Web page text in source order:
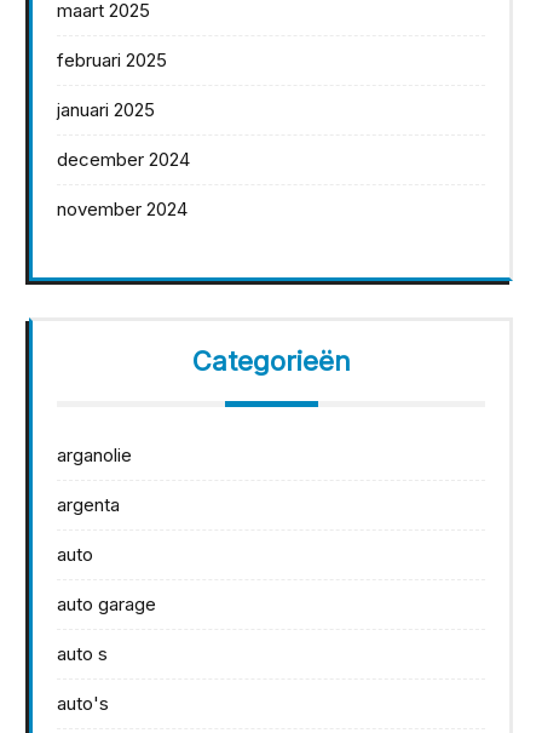
maart 2025
februari 2025
januari 2025
december 2024
november 2024
Categorieën
arganolie
argenta
auto
auto garage
auto s
auto's